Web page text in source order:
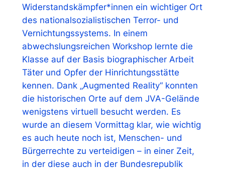
Widerstandskämpfer*innen ein wichtiger Ort
des nationalsozialistischen Terror- und
Vernichtungssystems. In einem
abwechslungsreichen Workshop lernte die
Klasse auf der Basis biographischer Arbeit
Täter und Opfer der Hinrichtungsstätte
kennen. Dank „Augmented Reality“ konnten
die historischen Orte auf dem JVA-Gelände
wenigstens virtuell besucht werden. Es
wurde an diesem Vormittag klar, wie wichtig
es auch heute noch ist, Menschen- und
Bürgerrechte zu verteidigen – in einer Zeit,
in der diese auch in der Bundesrepublik